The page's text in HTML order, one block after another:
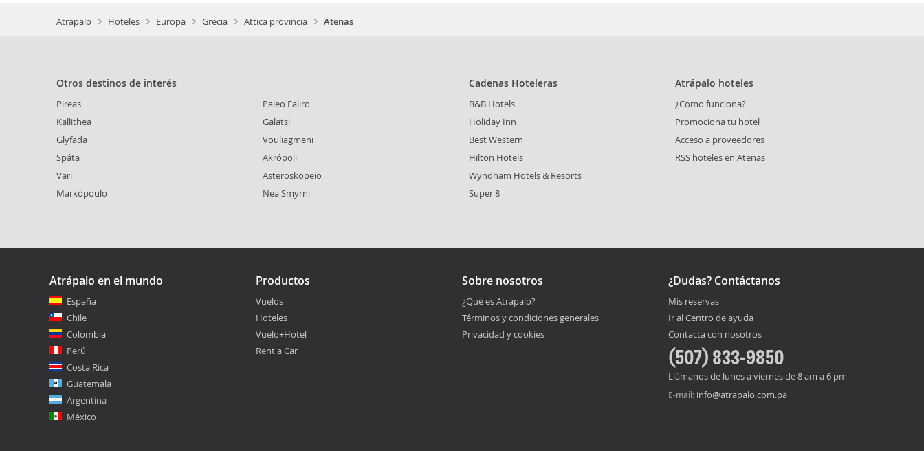
Atrapalo Hoteles Europa Grecia Attica provincia Atenas
Otros destinos de interés
Pireas
Kallithea
Glyfada
Spáta
Vari
Markópoulo
Paleo Faliro
Galatsi
Vouliagmeni
Akrópoli
Asteroskopeío
Nea Smyrni
Cadenas Hoteleras
B&B Hotels
Holiday Inn
Best Western
Hilton Hotels
Wyndham Hotels & Resorts
Super 8
Atrápalo hoteles
¿Como funciona?
Promociona tu hotel
Acceso a proveedores
RSS hoteles en Atenas
Atrápalo en el mundo
España
Chile
Colombia
Perú
Costa Rica
Guatemala
Argentina
México
Productos
Vuelos
Hoteles
Vuelo+Hotel
Rent a Car
Sobre nosotros
¿Qué es Atrápalo?
Términos y condiciones generales
Privacidad y cookies
¿Dudas? Contáctanos
Mis reservas
Ir al Centro de ayuda
Contacta con nosotros
(507) 833-9850
Llámanos de lunes a viernes de 8 am a 6 pm
E-mail: info@atrapalo.com.pa